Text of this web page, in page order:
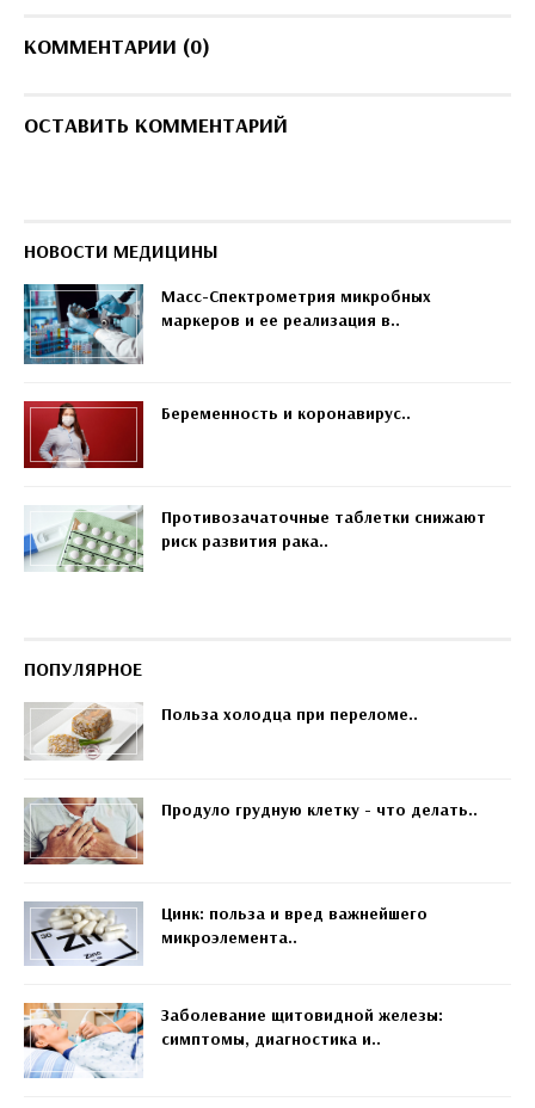
КОММЕНТАРИИ (0)
ОСТАВИТЬ КОММЕНТАРИЙ
НОВОСТИ МЕДИЦИНЫ
Масс-Спектрометрия микробных
маркеров и ее реализация в..
Беременность и коронавирус..
Противозачаточные таблетки снижают
риск развития рака..
ПОПУЛЯРНОЕ
Польза холодца при переломе..
Продуло грудную клетку - что делать..
Цинк: польза и вред важнейшего
микроэлемента..
Заболевание щитовидной железы:
симптомы, диагностика и..